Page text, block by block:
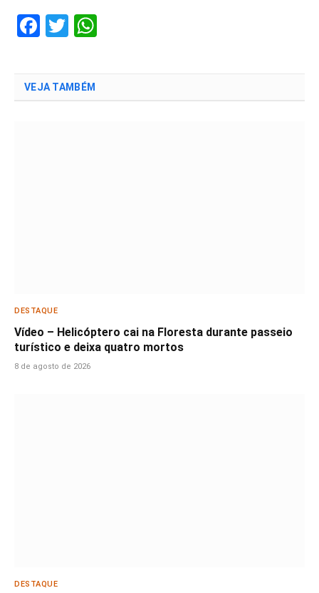
Facebook
Twitter
VEJA TAMBÉM
DESTAQUE
Vídeo – Helicóptero cai na Floresta durante passeio
turístico e deixa quatro mortos
8 de agosto de 2026
DESTAQUE